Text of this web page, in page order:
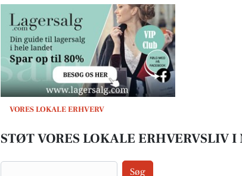
VORES LOKALE ERHVERV
STØT VORES LOKALE ERHVERVSLIV I
Søg